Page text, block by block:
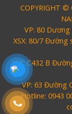
COPYRIGHT ©
VP: 80 Dương
XSX: 80/7 Đường
XSX: C432 B
VP: 63 Đường
Hotline: 0943